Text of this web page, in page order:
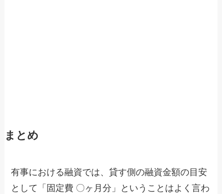
まとめ
有事における融資では、貸す側の融資金額の目安
として「固定費 〇ヶ月分」ということはよく言わ